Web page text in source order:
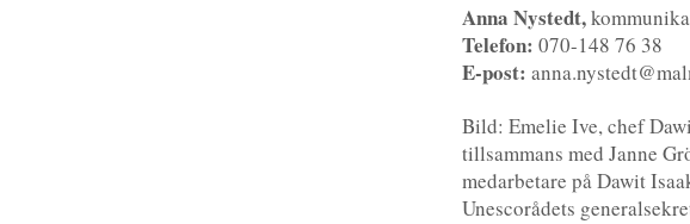
Anna Nystedt,
Telefon: 070-148 76 38
E-post:
Bild: Emelie Ive, chef
tillsammans med Janne
medarbetare på Dawit
Unescorådets